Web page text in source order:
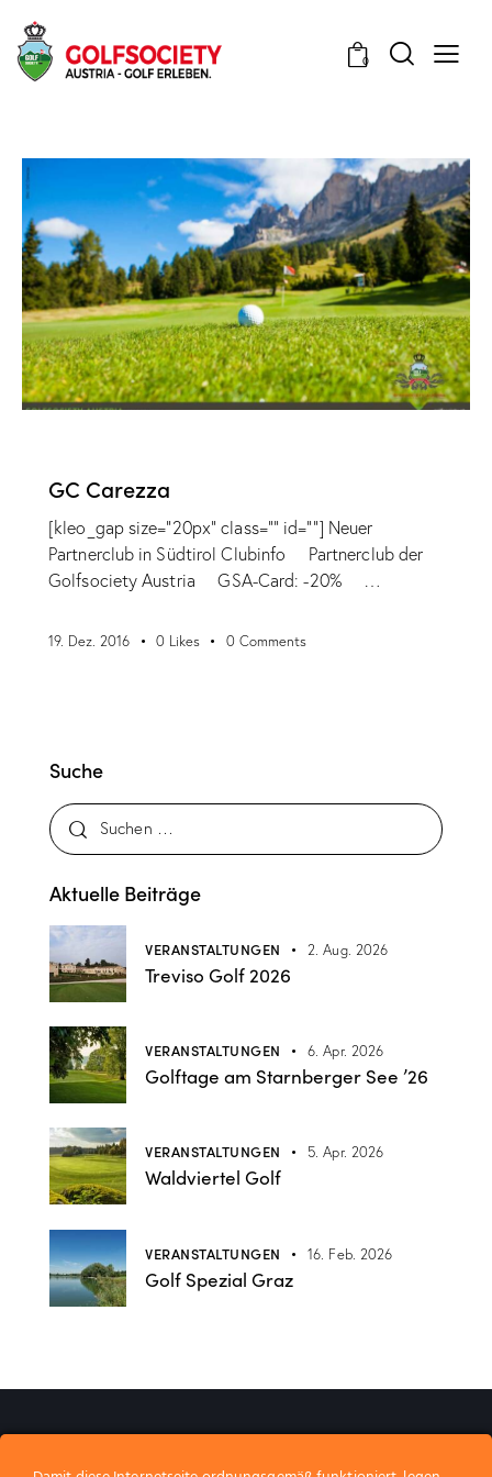
0
GC Carezza
[kleo_gap size="20px" class="" id=""] Neuer
Partnerclub in Südtirol Clubinfo Partnerclub der
Golfsociety Austria GSA-Card: -20% …
19. Dez. 2016 0 Likes 0 Comments
Suche
Aktuelle Beiträge
VERANSTALTUNGEN 2. Aug. 2026
Treviso Golf 2026
VERANSTALTUNGEN 6. Apr. 2026
Golftage am Starnberger See ’26
VERANSTALTUNGEN 5. Apr. 2026
Waldviertel Golf
VERANSTALTUNGEN 16. Feb. 2026
Golf Spezial Graz